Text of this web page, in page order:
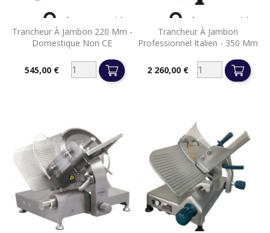
Trancheur À Jambon 220 Mm -
Domestique Non CE
Prix545,00 €
 Aperçu rapide
Trancheur À Jambon
Professionnel Italien - 350 Mm
Prix2 260,00 €
 Aperçu rapide